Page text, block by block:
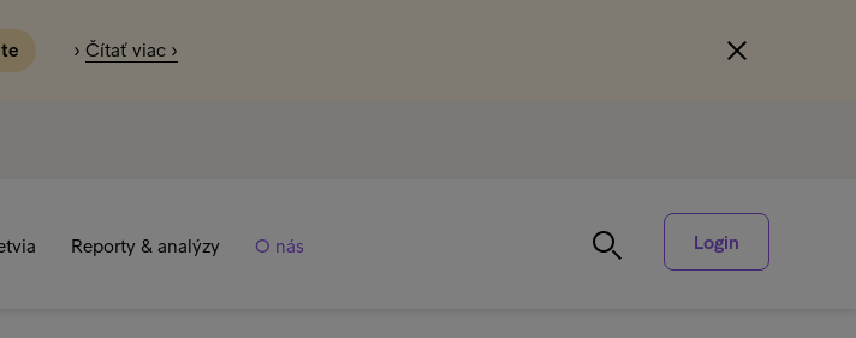
› Čítať viac ›
Reporty & analýzy O nás Login